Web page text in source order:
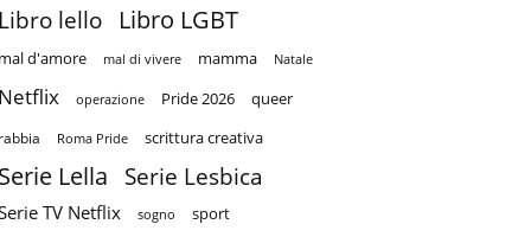
lello Libro LGBT
d'amore mal di vivere mamma Natale
operazione Pride 2026 queer
Roma Pride scrittura creativa
Lella Serie Lesbica
TV Netflix sogno sport